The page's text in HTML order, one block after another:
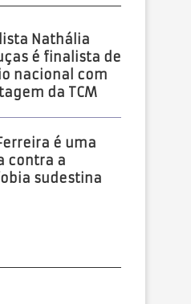
SERRA DO MEL AVANÇA
Nathália
é finalista de
nacional com
da TCM
é uma
contra a
sudestina